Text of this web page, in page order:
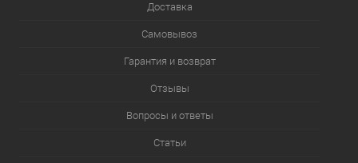
Доставка
Самовывоз
Гарантия и возврат
Отзывы
Вопросы и ответы
Статьи